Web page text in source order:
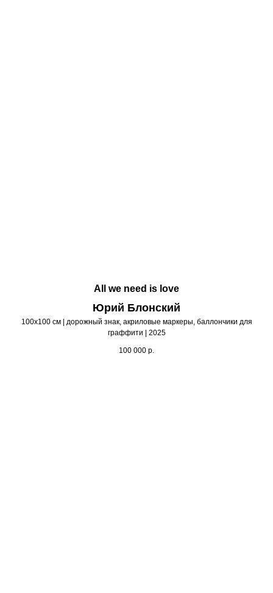
All we need is love
Юрий Блонский
100х100 см | дорожный знак, акриловые маркеры, баллончики для
граффити | 2025
100 000 р.